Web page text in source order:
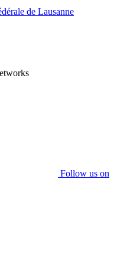
Follow us on